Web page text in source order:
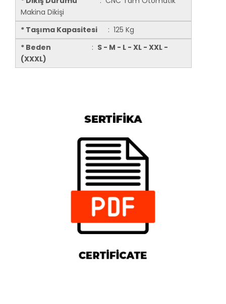
Makina Dikişi
* Taşıma Kapasitesi : 125 Kg
* Beden : S - M - L - XL - XXL -
(XXXL)